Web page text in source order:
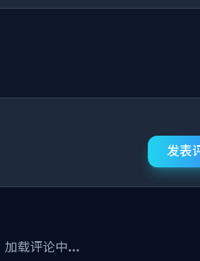
发表
加载评论中...